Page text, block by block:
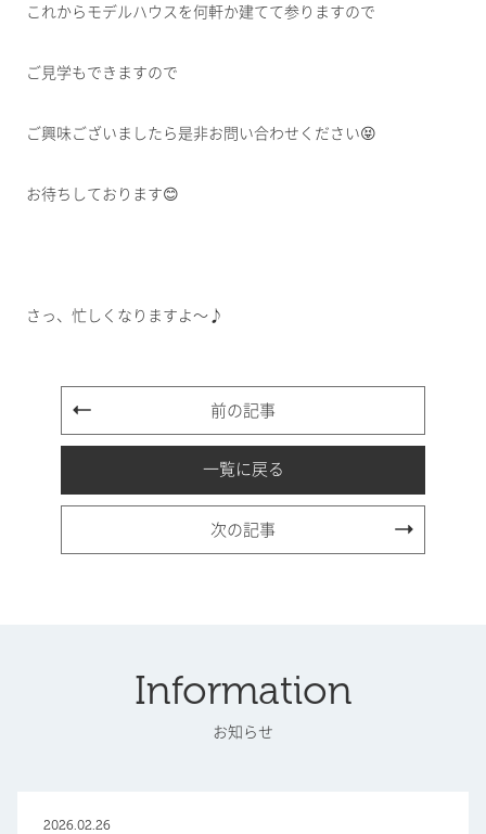
これからモデルハウスを何軒か建てて参りますので
ご見学もできますので
ご興味ございましたら是非お問い合わせください😝
お待ちしております😊
さっ、忙しくなりますよ～♪
前の記事
一覧に戻る
次の記事
Information
お知らせ
2026.02.26